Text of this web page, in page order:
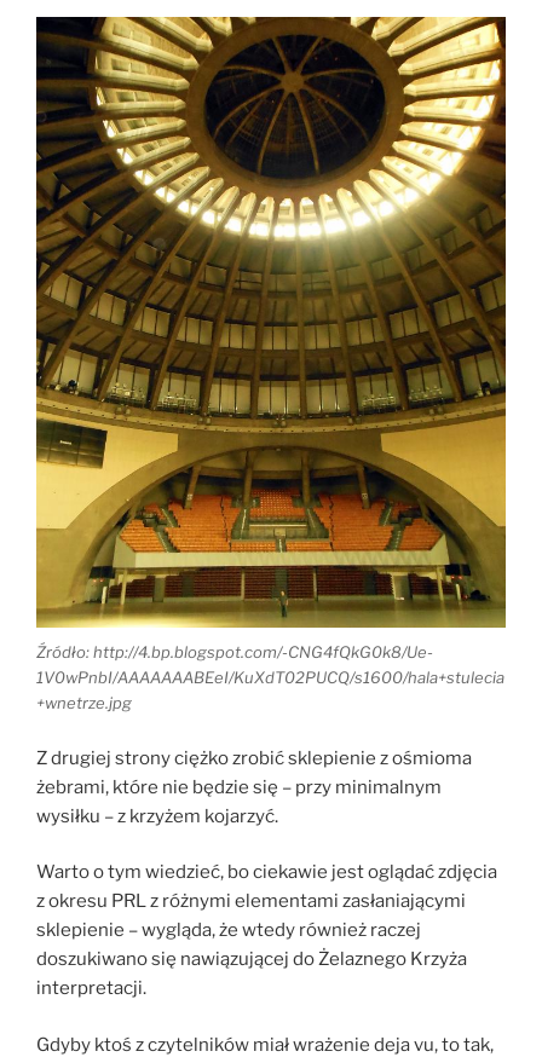
Źródło: http://4.bp.blogspot.com/-CNG4fQkG0k8/Ue-
1V0wPnbI/AAAAAAABEeI/KuXdT02PUCQ/s1600/hala+stulecia
+wnetrze.jpg
Z drugiej strony ciężko zrobić sklepienie z ośmioma
żebrami, które nie będzie się – przy minimalnym
wysiłku – z krzyżem kojarzyć.
Warto o tym wiedzieć, bo ciekawie jest oglądać zdjęcia
z okresu PRL z różnymi elementami zasłaniającymi
sklepienie – wygląda, że wtedy również raczej
doszukiwano się nawiązującej do Żelaznego Krzyża
interpretacji.
Gdyby ktoś z czytelników miał wrażenie deja vu, to tak,